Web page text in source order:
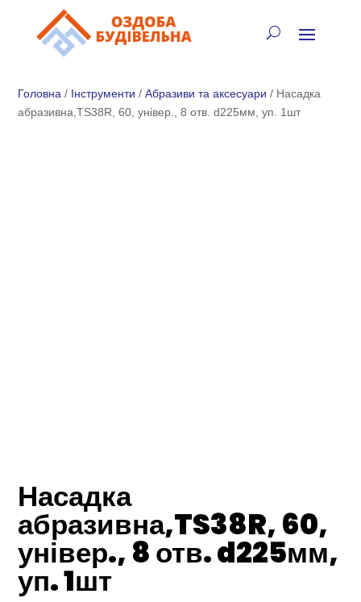
⚡
Головна / Інструменти /Абразиви та аксесуари / Насадка
абразивна,TS38R, 60, універ., 8 отв. d225мм, уп. 1шт
Насадка
абразивна,TS38R, 60,
універ., 8 отв. d225мм,
уп. 1шт